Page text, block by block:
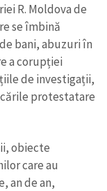
R. Moldova de
se îmbină
bani, abuzuri în
a corupției
de investigații,
protestatare
obiecte
care au
an de an,